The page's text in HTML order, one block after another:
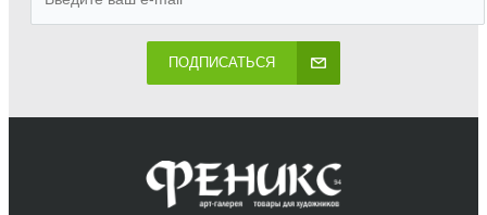
ПОДПИСАТЬСЯ